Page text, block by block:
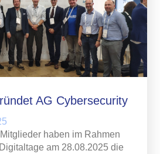
AG Cybersecurity
haben im Rahmen
am 28.08.2025 die